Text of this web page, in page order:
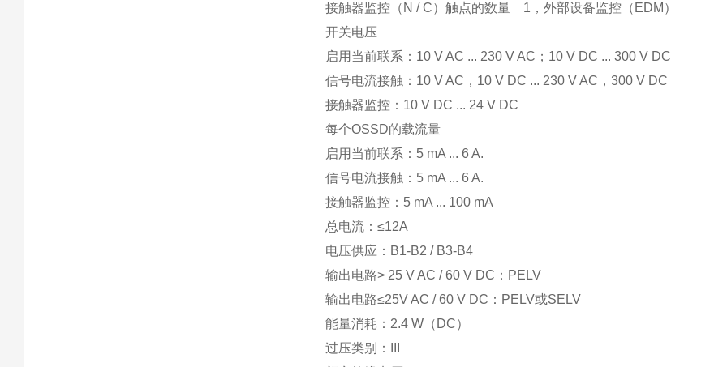
接触器监控（N / C）触点的数量 1，外部设备监控（EDM）
开关电压
启用当前联系：10 V AC ... 230 V AC；10 V DC ... 300 V DC
信号电流接触：10 V AC，10 V DC ... 230 V AC，300 V DC
接触器监控：10 V DC ... 24 V DC
每个OSSD的载流量
启用当前联系：5 mA ... 6 A.
信号电流接触：5 mA ... 6 A.
接触器监控：5 mA ... 100 mA
总电流：≤12A
电压供应：B1-B2 / B3-B4
输出电路> 25 V AC / 60 V DC：PELV
输出电路≤25V AC / 60 V DC：PELV或SELV
能量消耗：2.4 W（DC）
过压类别：III